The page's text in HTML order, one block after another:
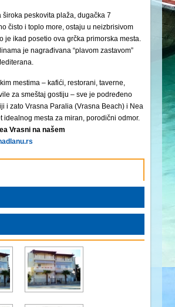
široka peskovita plaža, dugačka 7
čisto i toplo more, ostaju u neizbrisivom
je ikad posetio ova grčka primorska mesta.
je nagrađivana “plavom zastavom”
mestima – kafići, restorani, taverne,
za smeštaj gostiju – sve je podređeno
i zato Vrasna Paralia (Vrasna Beach) i Nea
idealnog mesta za miran, porodični odmor.
Vrasni na našem